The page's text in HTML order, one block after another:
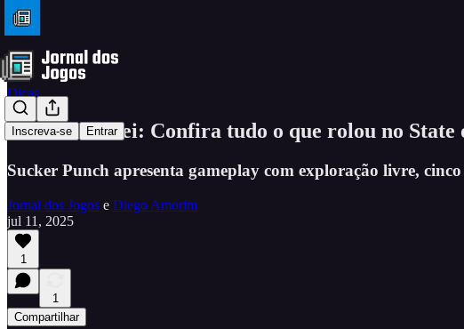
Inscreva-se Entrar
Dicas
Ghost of Yōtei: Confira tudo o que rolou no State
Sucker Punch apresenta gameplay com exploração livre,
Jornal dos Jogos e Diego Amorim
jul 11, 2025
1
1
Compartilhar